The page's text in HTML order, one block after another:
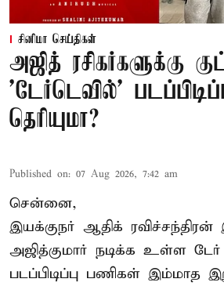
சினிமா செய்திகள்
அஜித் ரசிகர்களுக்கு
'டேர்டெவில்'
தெரியுமா?
Published on: 07 Aug 2026, 7:42 am
சென்னை,
இயக்குநர் ஆதிக் ரவிச்சந்திரன்
அஜித்குமார் நடிக்க உள்ள
படப்பிடிப்பு பணிகள் இம்மாத